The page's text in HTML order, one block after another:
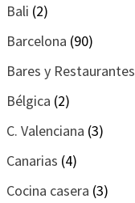
Bali (2)
Barcelona (90)
Bares y Restaurantes
Bélgica (2)
C. Valenciana (3)
Canarias (4)
Cocina casera (3)